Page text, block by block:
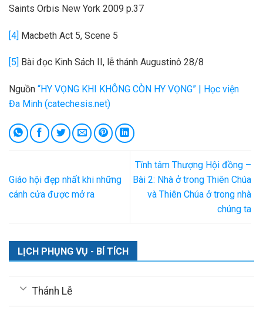
Saints Orbis New York 2009 p.37
[4] Macbeth Act 5, Scene 5
[5] Bài đọc Kinh Sách II, lễ thánh Augustinô 28/8
Nguồn “HY VỌNG KHI KHÔNG CÒN HY VỌNG” | Học viện
Đa Minh (catechesis.net)
Giáo hội đẹp nhất khi những
cánh cửa được mở ra
Tĩnh tâm Thượng Hội đồng –
Bài 2: Nhà ở trong Thiên Chúa
và Thiên Chúa ở trong nhà
chúng ta
LỊCH PHỤNG VỤ - BÍ TÍCH
Thánh Lễ